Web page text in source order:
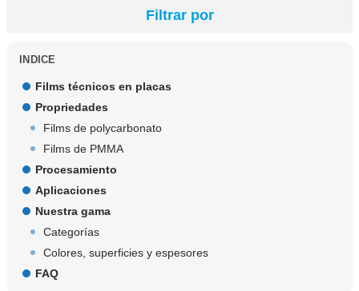
Filtrar por
INDICE
Films técnicos en placas
Propriedades
Films de polycarbonato
Films de PMMA
Procesamiento
Aplicaciones
Nuestra gama
Categorías
Colores, superficies y espesores
FAQ